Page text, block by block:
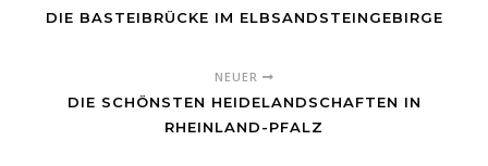
DIE BASTEIBRÜCKE IM ELBSANDSTEINGEBIRGE
NEUER
DIE SCHÖNSTEN HEIDELANDSCHAFTEN IN
RHEINLAND-PFALZ